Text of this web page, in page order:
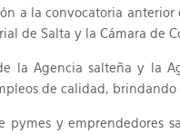
a la convocatoria
de Salta y la Cámara de
la Agencia salteña y la
de calidad,
pymes y emprendedores